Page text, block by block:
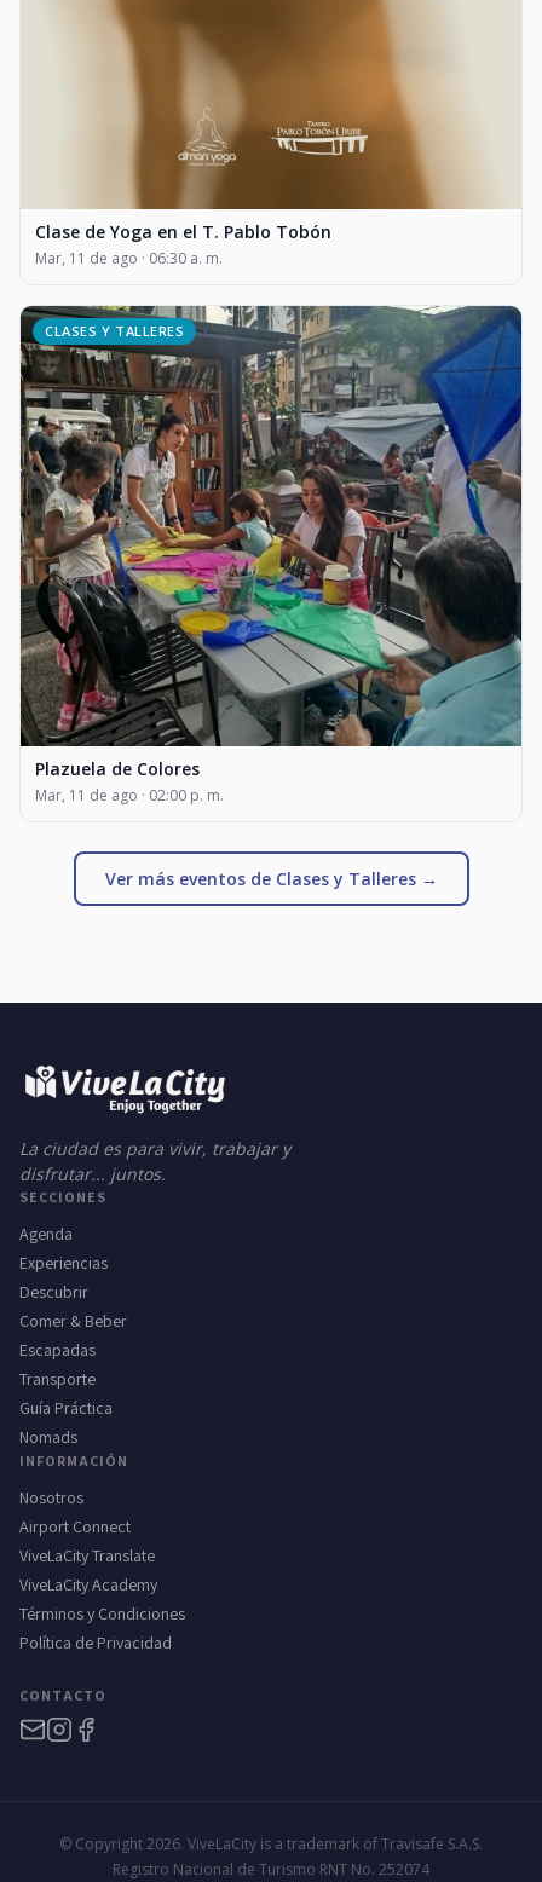
Clase de Yoga en el T. Pablo Tobón
Mar, 11 de ago · 06:30 a. m.
CLASES Y TALLERES
Plazuela de Colores
Mar, 11 de ago · 02:00 p. m.
Ver más eventos de Clases y Talleres →
La ciudad es para vivir, trabajar y
disfrutar... juntos.
SECCIONES
Agenda
Experiencias
Descubrir
Comer & Beber
Escapadas
Transporte
Guía Práctica
Nomads
INFORMACIÓN
Nosotros
Airport Connect
ViveLaCity Translate
ViveLaCity Academy
Términos y Condiciones
Política de Privacidad
CONTACTO
© Copyright 2026. ViveLaCity is a trademark of Travisafe S.A.S.
Registro Nacional de Turismo RNT No. 252074